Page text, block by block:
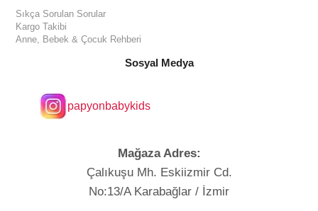
Sıkça Sorulan Sorular
Kargo Takibi
Anne, Bebek & Çocuk Rehberi
Sosyal Medya
papyonbabykids
Mağaza Adres:
Çalıkuşu Mh. Eskiizmir Cd.
No:13/A Karabağlar / İzmir